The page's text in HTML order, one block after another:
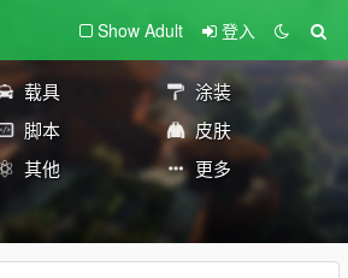
Show Adult 登入
载具
涂装
脚本
皮肤
其他 更多